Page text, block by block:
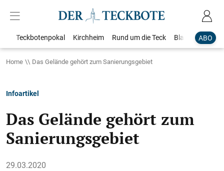
ABO
Teckbotenpokal Kirchheim Rund um die Teck Blaulicht
Home Das Gelände gehört zum Sanierungsgebiet
Infoartikel
Das Gelände gehört zum
Sanierungsgebiet
29.03.2020